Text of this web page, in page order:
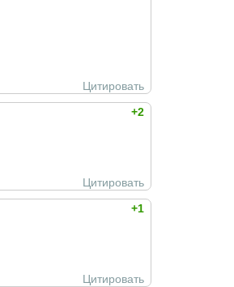
Цитировать
+2
Цитировать
+1
Цитировать